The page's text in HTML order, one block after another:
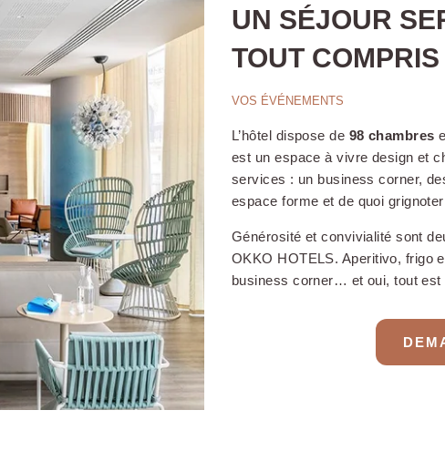
UN SÉJOUR
TOUT COMPRIS
VOS ÉVÉNEMENTS
L’hôtel dispose de 98 chambres
est un espace à vivre design et
services : un business corner,
espace forme et de quoi
Générosité et convivialité sont
OKKO HOTELS. Aperitivo, frigo
business corner… et oui, tout est
LES SERVICES DEOKKO HOTELS TOULON CENTRE :
24h/24
Arrivée possible à partir de
14h et départs jusqu'à 12h
(14h le week-end)
de - de 2 ans
Animaux acceptés sur
demande (sans supplément)